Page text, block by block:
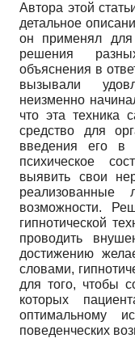
Автора этой
детальное
он применял
решения
объяснения в
вызывали
неизменно
что эта техника
средство для
введения его в
психическое
выявить свои
реализованные
возможности.
гипнотической
проводить
достижению
словами,
для того, чтобы
которых
оптимальному
поведенческих